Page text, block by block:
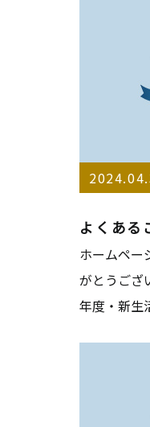
よくある
ホームペー
がとうござ
年度・新生